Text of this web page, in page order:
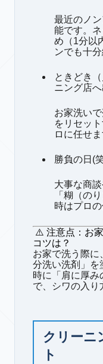
最近のノ
能です。
め（1分以
ンでも十
ときどき
ニング店
お家洗い
をリセッ
ロに任せま
勝負の日(
大事な商
「糊（の
時はプロの
⚠️ 注意点：お
コツは？
お家で洗う際に
分洗い洗剤」を
時に「肩に厚み
で、シワの入り
クリーニ
ト